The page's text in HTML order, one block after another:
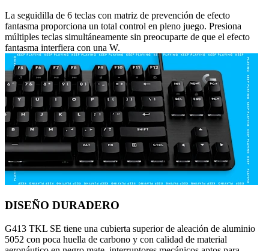
La seguidilla de 6 teclas con matriz de prevención de efecto
fantasma proporciona un total control en pleno juego. Presiona
múltiples teclas simultáneamente sin preocuparte de que el efecto
fantasma interfiera con una W.
DISEÑO DURADERO
G413 TKL SE tiene una cubierta superior de aleación de aluminio
5052 con poca huella de carbono y con calidad de material